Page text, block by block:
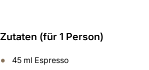
Zutaten (für 1 Person)
45 ml Espresso